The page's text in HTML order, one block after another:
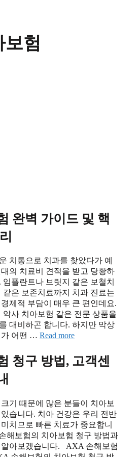
보험
완벽 가이드 및 핵
치통으로 치과를 찾았다가 예
의 치료비 견적을 받고 당황하
플란트나 브릿지 같은 보철치
같은 보존치료까지 치과 진료는
제적 부담이 매우 큰 편인데요.
악사 치아보험 같은 전문 상품을
대비하곤 합니다. 하지만 막상
가 어떤 … Read more
청구 방법, 고객센
기 때문에 많은 분들이 치아보
습니다. 치아 건강은 우리 전반
치므로 빠른 치료가 중요합니
해보험의 치아보험 청구 방법과
알아보겠습니다. AXA 손해보험